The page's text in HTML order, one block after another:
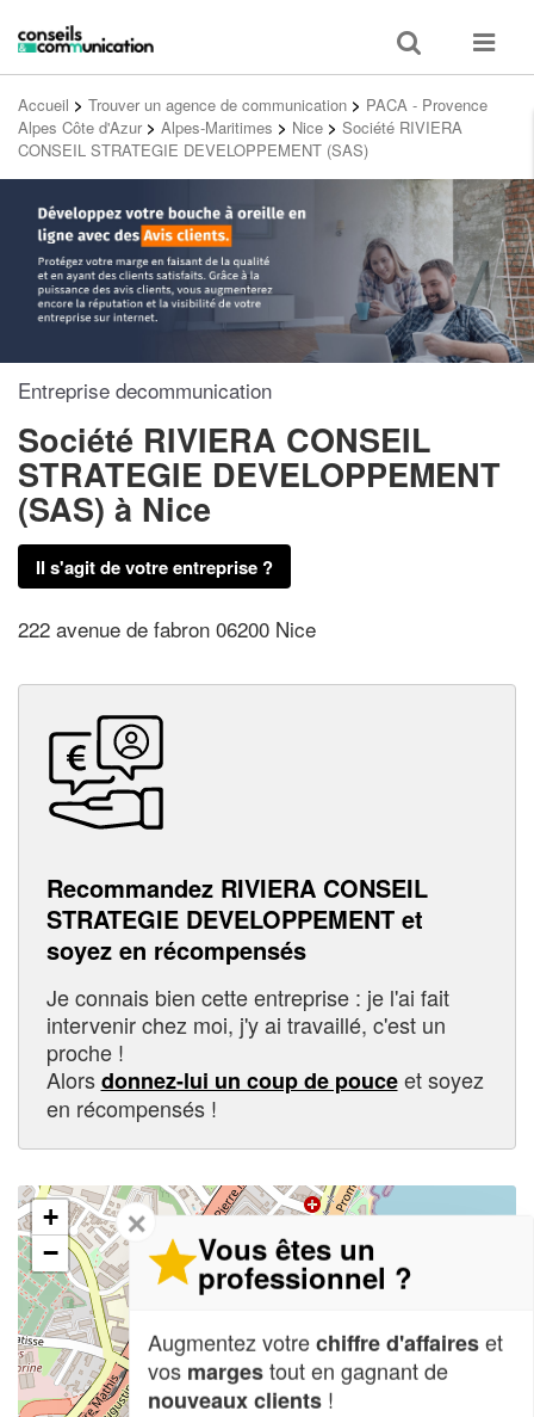
Toggle
search
Toggle
Accueil > Trouver un agence de communication > PACA - Provence
Alpes Côte d'Azur > Alpes-Maritimes > Nice > Société RIVIERA
CONSEIL STRATEGIE DEVELOPPEMENT (SAS)
Entreprise decommunication
Société RIVIERA CONSEIL
STRATEGIE DEVELOPPEMENT
(SAS) à Nice
Il s'agit de votre entreprise ?
222 avenue de fabron 06200 Nice
Recommandez RIVIERA CONSEIL
STRATEGIE DEVELOPPEMENT et
soyez en récompensés
Je connais bien cette entreprise : je l'ai fait
intervenir chez moi, j'y ai travaillé, c'est un
proche !
Alorsdonnez-lui un coup de pouceet soyez
en récompensés !
+
−
✕
Vous êtes un
professionnel ?
Augmentez votrechiffre d'affaireset
vos margestout en gagnant de
nouveaux clients !